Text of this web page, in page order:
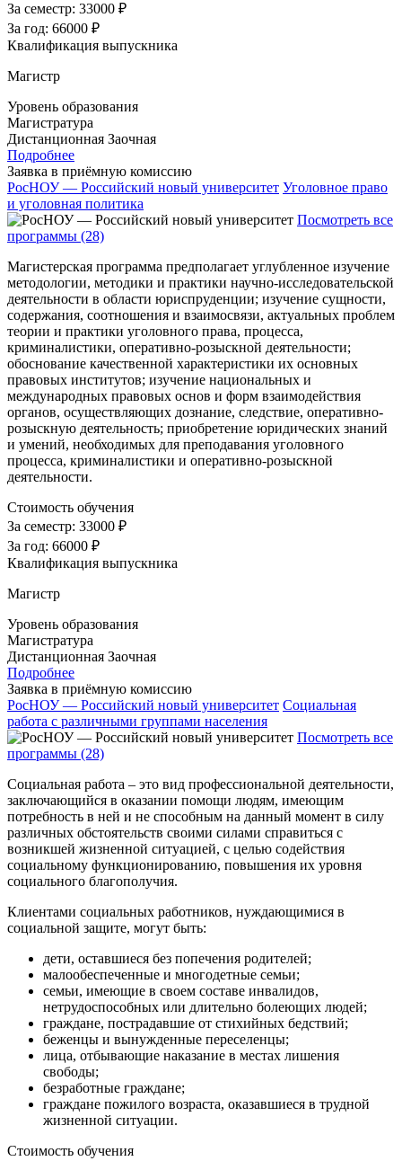
За семестр: 33000 ₽
За год: 66000 ₽
Квалификация выпускника
Магистр
Уровень образования
Магистратура
Дистанционная Заочная
Подробнее
Заявка в приёмную комиссию
РосНОУ — Российский новый университет Уголовное право
и уголовная политика
Посмотреть все
программы (28)
Магистерская программа предполагает углубленное изучение
методологии, методики и практики научно-исследовательской
деятельности в области юриспруденции; изучение сущности,
содержания, соотношения и взаимосвязи, актуальных проблем
теории и практики уголовного права, процесса,
криминалистики, оперативно-розыскной деятельности;
обоснование качественной характеристики их основных
правовых институтов; изучение национальных и
международных правовых основ и форм взаимодействия
органов, осуществляющих дознание, следствие, оперативно-
розыскную деятельность; приобретение юридических знаний
и умений, необходимых для преподавания уголовного
процесса, криминалистики и оперативно-розыскной
деятельности.
Стоимость обучения
За семестр: 33000 ₽
За год: 66000 ₽
Квалификация выпускника
Магистр
Уровень образования
Магистратура
Дистанционная Заочная
Подробнее
Заявка в приёмную комиссию
РосНОУ — Российский новый университет Социальная
работа с различными группами населения
Посмотреть все
программы (28)
Социальная работа – это вид профессиональной деятельности,
заключающийся в оказании помощи людям, имеющим
потребность в ней и не способным на данный момент в силу
различных обстоятельств своими силами справиться с
возникшей жизненной ситуацией, с целью содействия
социальному функционированию, повышения их уровня
социального благополучия.
Клиентами социальных работников, нуждающимися в
социальной защите, могут быть:
дети, оставшиеся без попечения родителей;
малообеспеченные и многодетные семьи;
семьи, имеющие в своем составе инвалидов,
нетрудоспособных или длительно болеющих людей;
граждане, пострадавшие от стихийных бедствий;
беженцы и вынужденные переселенцы;
лица, отбывающие наказание в местах лишения
свободы;
безработные граждане;
граждане пожилого возраста, оказавшиеся в трудной
жизненной ситуации.
Стоимость обучения